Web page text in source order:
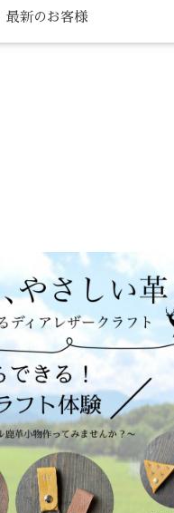
最新のお客様